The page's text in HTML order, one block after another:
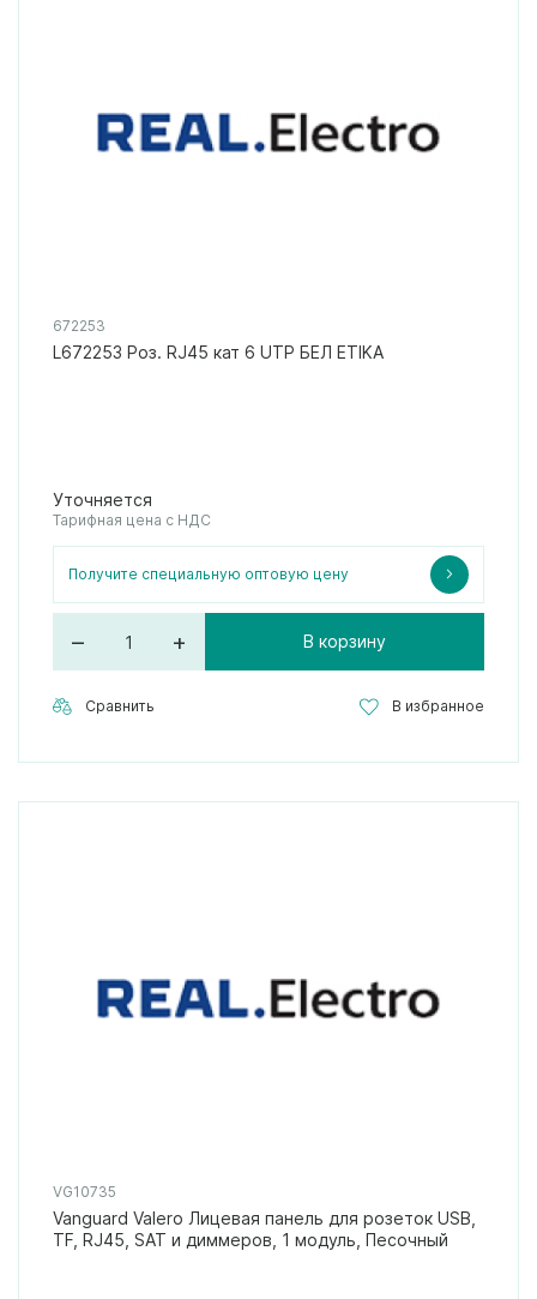
672253
L672253 Роз. RJ45 кат 6 UTP БЕЛ ETIKA
Уточняется
Тарифная цена с НДС
Получите специальную оптовую цену
– + В корзину
Сравнить В избранное
VG10735
Vanguard Valero Лицевая панель для розеток USB,
TF, RJ45, SAT и диммеров, 1 модуль, Песочный